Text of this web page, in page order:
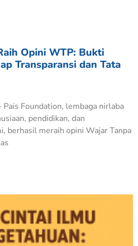
Opini WTP: Bukti
Transparansi dan Tata
Foundation, lembaga nirlaba
pendidikan, dan
berhasil meraih opini Wajar Tanpa